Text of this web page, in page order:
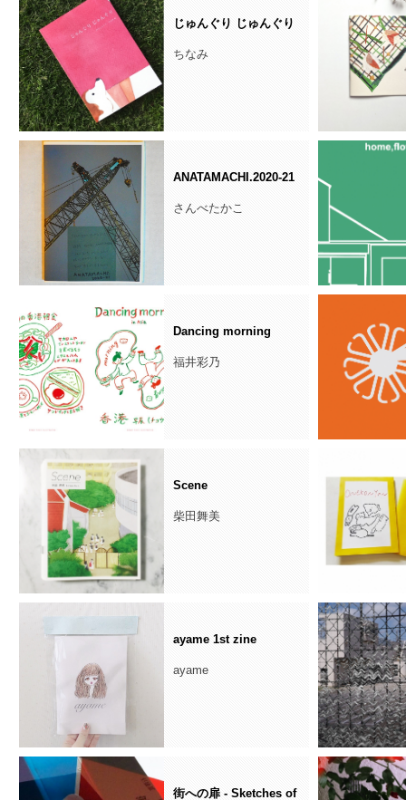
じゅんぐり じゅんぐり
ちなみ
ANATAMACHI.2020-21
さんべたかこ
Dancing morning
福井彩乃
Scene
柴田舞美
ayame 1st zine
ayame
街への扉 - Sketches of